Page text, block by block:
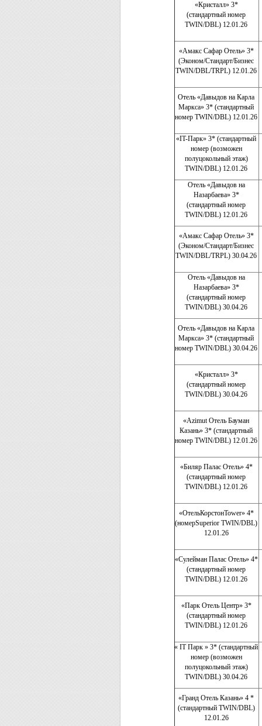
«Кристалл» 3*
(стандартный номер
TWIN/DBL) 12.01.26
«Амакс Сафар Отель» 3*
(Эконом/Стандарт/Бизнес
TWIN/DBL/TRPL) 12.01.26
Отель «Давыдов на Карла
Маркса» 3* (стандартный
номер TWIN/DBL) 12.01.26
«IT-Парк» 3* (стандартный
номер (возможен
полуцокольный этаж)
TWIN/DBL) 12.01.26
Отель «Давыдов на
Назарбаева» 3*
(стандартный номер
TWIN/DBL) 12.01.26
«Амакс Сафар Отель» 3*
(Эконом/Стандарт/Бизнес
TWIN/DBL/TRPL) 30.04.26
Отель «Давыдов на
Назарбаева» 3*
(стандартный номер
TWIN/DBL) 30.04.26
Отель «Давыдов на Карла
Маркса» 3* (стандартный
номер TWIN/DBL) 30.04.26
«Кристалл» 3*
(стандартный номер
TWIN/DBL) 30.04.26
«Azimut Отель Бауман
Казань» 3* (стандартный
номер TWIN/DBL) 12.01.26
«Биляр Палас Отель» 4*
(стандартный номер
TWIN/DBL) 12.01.26
«ОтельКорстонTower» 4*
(номерSuperior TWIN/DBL)
12.01.26
«Сулейман Палас Отель» 4*
(стандартный номер
TWIN/DBL) 12.01.26
«Парк Отель Центр» 3*
(стандартный номер
TWIN/DBL) 12.01.26
« IT Парк » 3* (стандартный
номер (возможен
полуцокольный этаж)
TWIN/DBL) 30.04.26
«Гранд Отель Казань» 4 *
(стандартный TWIN/DBL)
12.01.26